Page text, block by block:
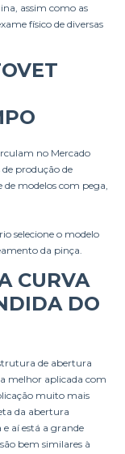
assim como as
físico de diversas
no Mercado
produção de
de modelos com pega,
selecione o modelo
da pinça.
CURVA
DO
de abertura
melhor aplicada com
muito mais
da abertura
aí está a grande
bem similares à